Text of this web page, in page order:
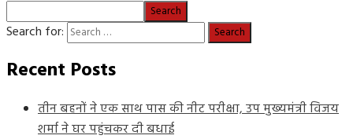
Search
Search for:
Recent Posts
तीन बहनों ने एक साथ पास की नीट परीक्षा, उप मुख्यमंत्री विजय
शर्मा ने घर पहुंचकर दी बधाई